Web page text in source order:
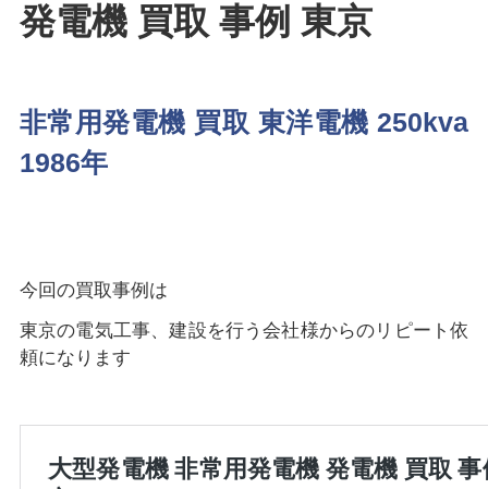
発電機 買取 事例 東京
非常用発電機 買取 東洋電機 250kva
1986年
今回の買取事例は
東京の電気工事、建設を行う会社様からのリピート依
頼になります